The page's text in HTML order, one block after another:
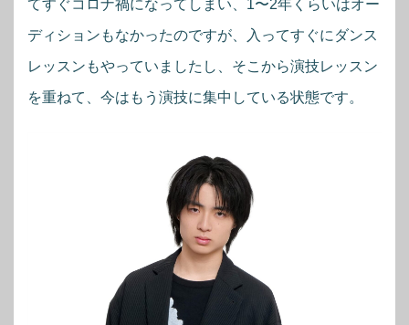
てすぐコロナ禍になってしまい、1〜2年くらいはオー
ディションもなかったのですが、入ってすぐにダンス
レッスンもやっていましたし、そこから演技レッスン
を重ねて、今はもう演技に集中している状態です。